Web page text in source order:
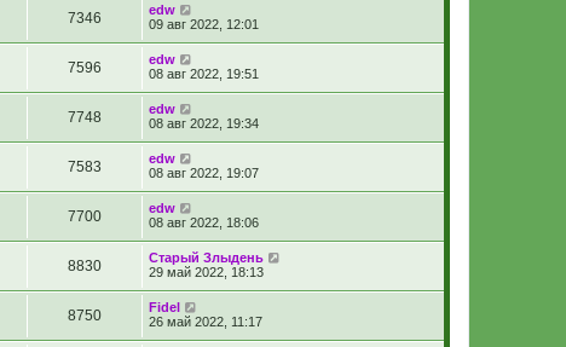
7346
edw
09 авг 2022, 12:01
7596
edw
08 авг 2022, 19:51
7748
edw
08 авг 2022, 19:34
7583
edw
08 авг 2022, 19:07
7700
edw
08 авг 2022, 18:06
8830
Старый Злыдень
29 май 2022, 18:13
8750
Fidel
26 май 2022, 11:17